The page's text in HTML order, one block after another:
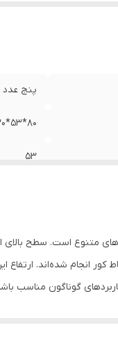
پنج عدد
۸۰*۵۳*۳۰ سانتی‌متر
53
گوناگون مناسب